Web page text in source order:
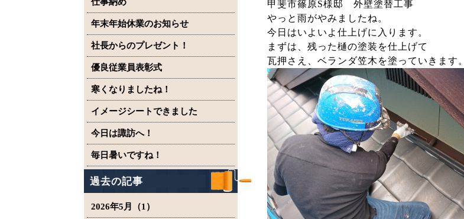
年末年始休業のお知らせ
社長からのプレゼント！
優良従業員表彰式
寒くなりましたね！
イメージシートできました
今日は諏訪へ！
毎日暑いですね！
過去の記事
2026年5月（1）
甲斐市篠原S様邸 外壁塗替工事
やっと雨がやみましたね。
今日はいよいよ仕上げに入ります。
まずは、残った樋の塗装を仕上げて
瓦押さえ、ベランダ笠木を塗っていきます。